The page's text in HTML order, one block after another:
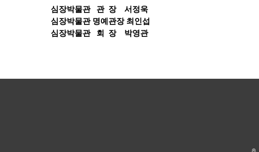
심장박물관 관 장 서정욱
심장박물관 명예관장 최인섭
심장박물관 회 장 박영관